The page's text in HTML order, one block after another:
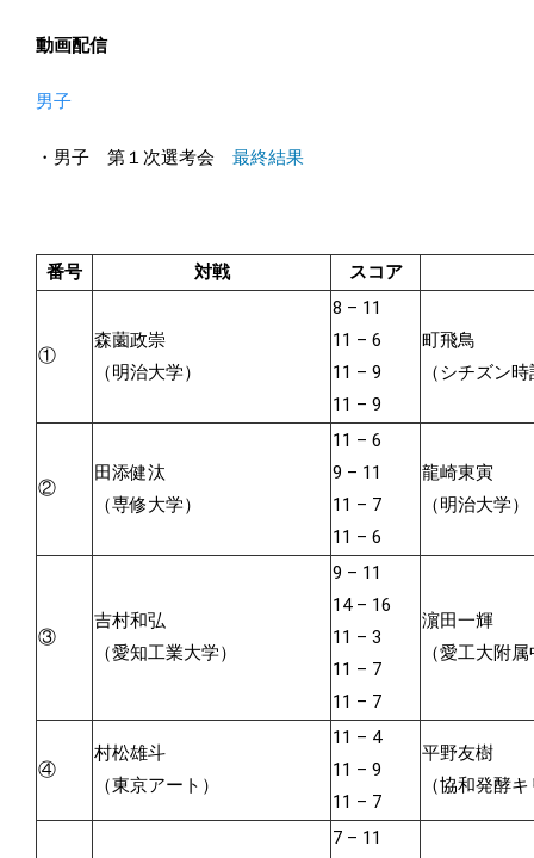
動画配信
男子
・男子 第１次選考会 最終結果
番号 対戦 スコア
①
森薗政崇
（明治大学）
8 – 11
11 – 6
11 – 9
11 – 9
町飛鳥
（シチズン
②
田添健汰
（専修大学）
11 – 6
9 – 11
11 – 7
11 – 6
龍崎東寅
（明治大学）
③
吉村和弘
（愛知工業大学）
9 – 11
14 – 16
11 – 3
11 – 7
11 – 7
濵田一輝
（愛工大附
④
村松雄斗
（東京アート）
11 – 4
11 – 9
11 – 7
平野友樹
（協和発酵
7 – 11